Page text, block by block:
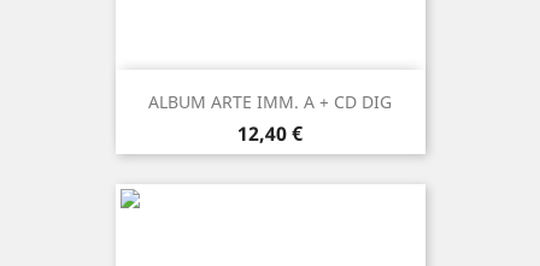
ALBUM ARTE IMM. A + CD DIG
Prezzo
12,40 €